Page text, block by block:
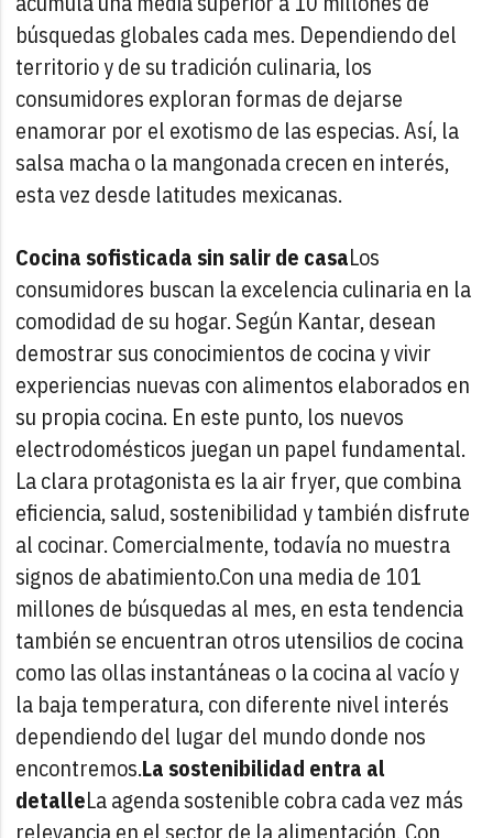
búsquedas globales cada mes. Dependiendo del
territorio y de su tradición culinaria, los
consumidores exploran formas de dejarse
enamorar por el exotismo de las especias. Así, la
salsa macha o la mangonada crecen en interés,
esta vez desde latitudes mexicanas.
Cocina sofisticada sin salir de casaLos
consumidores buscan la excelencia culinaria en la
comodidad de su hogar. Según Kantar, desean
demostrar sus conocimientos de cocina y vivir
experiencias nuevas con alimentos elaborados en
su propia cocina. En este punto, los nuevos
electrodomésticos juegan un papel fundamental.
La clara protagonista es la air fryer, que combina
eficiencia, salud, sostenibilidad y también disfrute
al cocinar. Comercialmente, todavía no muestra
signos de abatimiento.Con una media de 101
millones de búsquedas al mes, en esta tendencia
también se encuentran otros utensilios de cocina
como las ollas instantáneas o la cocina al vacío y
la baja temperatura, con diferente nivel interés
dependiendo del lugar del mundo donde nos
encontremos.La sostenibilidad entra al
detalleLa agenda sostenible cobra cada vez más
relevancia en el sector de la alimentación. Con